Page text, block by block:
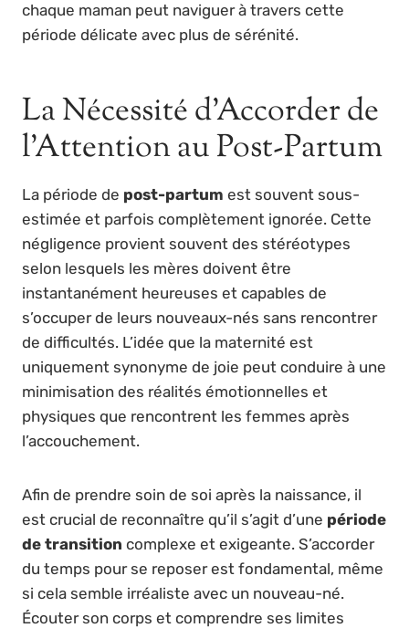
chaque maman peut naviguer à travers cette
période délicate avec plus de sérénité.
La Nécessité d’Accorder de
l’Attention au Post-Partum
La période de post-partum est souvent sous-
estimée et parfois complètement ignorée. Cette
négligence provient souvent des stéréotypes
selon lesquels les mères doivent être
instantanément heureuses et capables de
s’occuper de leurs nouveaux-nés sans rencontrer
de difficultés. L’idée que la maternité est
uniquement synonyme de joie peut conduire à une
minimisation des réalités émotionnelles et
physiques que rencontrent les femmes après
l’accouchement.
Afin de prendre soin de soi après la naissance, il
est crucial de reconnaître qu’il s’agit d’une période
de transition complexe et exigeante. S’accorder
du temps pour se reposer est fondamental, même
si cela semble irréaliste avec un nouveau-né.
Écouter son corps et comprendre ses limites